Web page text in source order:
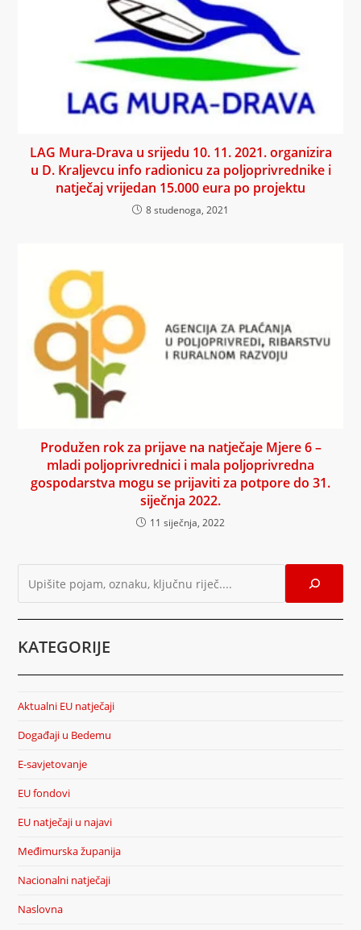
LAG Mura-Drava u srijedu 10. 11. 2021. organizira
u D. Kraljevcu info radionicu za poljoprivrednike i
natječaj vrijedan 15.000 eura po projektu
8 studenoga, 2021
Produžen rok za prijave na natječaje Mjere 6 –
mladi poljoprivrednici i mala poljoprivredna
gospodarstva mogu se prijaviti za potpore do 31.
siječnja 2022.
11 siječnja, 2022
KATEGORIJE
Aktualni EU natječaji
Događaji u Bedemu
E-savjetovanje
EU fondovi
EU natječaji u najavi
Međimurska županija
Nacionalni natječaji
Naslovna